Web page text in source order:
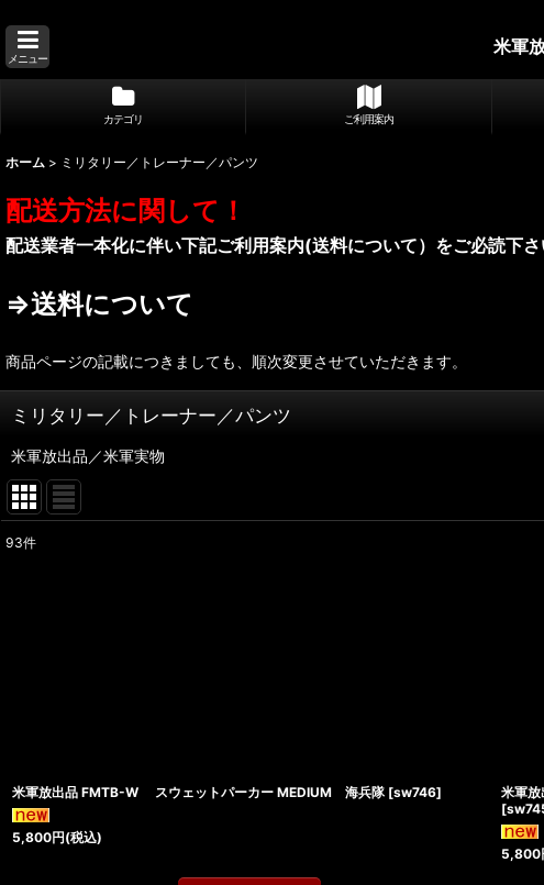
メニュー
米軍
カテゴリ ご利用案内
ホーム > ミリタリー／トレーナー／パンツ
配送方法に関して！
配送業者一本化に伴い下記ご利用案内(送料について）をご必読下さ
⇒送料について
商品ページの記載につきましても、順次変更させていただきます。
ミリタリー／トレーナー／パンツ
米軍放出品／米軍実物
93件
米軍放出品 FMTB-W スウェットパーカー MEDIUM 海兵隊 [sw746]
5,800円(税込)
米軍
[
5,800